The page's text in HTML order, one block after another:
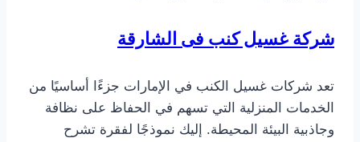
شركة غسيل كنب فى الشارقة
تعد شركات غسيل الكنب في الإمارات جزءًا أساسيًا من
الخدمات المنزلية التي تسهم في الحفاظ على نظافة
وجاذبية البيئة المحيطة. إليك نموذجًا لفقرة تشرح